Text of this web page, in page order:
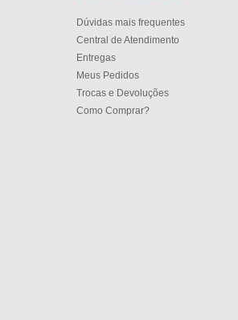
Dúvidas mais frequentes
Central de Atendimento
Entregas
Meus Pedidos
Trocas e Devoluções
Como Comprar?